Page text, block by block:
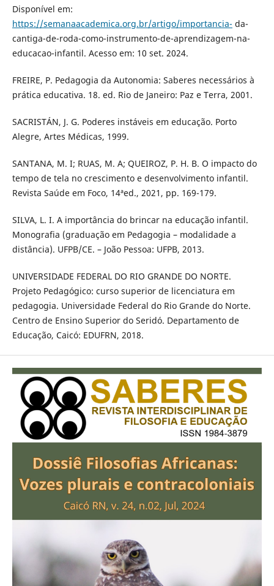
Disponível em:
https://semanaacademica.org.br/artigo/importancia- da-
cantiga-de-roda-como-instrumento-de-aprendizagem-na-
educacao-infantil. Acesso em: 10 set. 2024.
FREIRE, P. Pedagogia da Autonomia: Saberes necessários à
prática educativa. 18. ed. Rio de Janeiro: Paz e Terra, 2001.
SACRISTÁN, J. G. Poderes instáveis em educação. Porto
Alegre, Artes Médicas, 1999.
SANTANA, M. I; RUAS, M. A; QUEIROZ, P. H. B. O impacto do
tempo de tela no crescimento e desenvolvimento infantil.
Revista Saúde em Foco, 14ªed., 2021, pp. 169-179.
SILVA, L. I. A importância do brincar na educação infantil.
Monografia (graduação em Pedagogia – modalidade a
distância). UFPB/CE. – João Pessoa: UFPB, 2013.
UNIVERSIDADE FEDERAL DO RIO GRANDE DO NORTE.
Projeto Pedagógico: curso superior de licenciatura em
pedagogia. Universidade Federal do Rio Grande do Norte.
Centro de Ensino Superior do Seridó. Departamento de
Educação, Caicó: EDUFRN, 2018.